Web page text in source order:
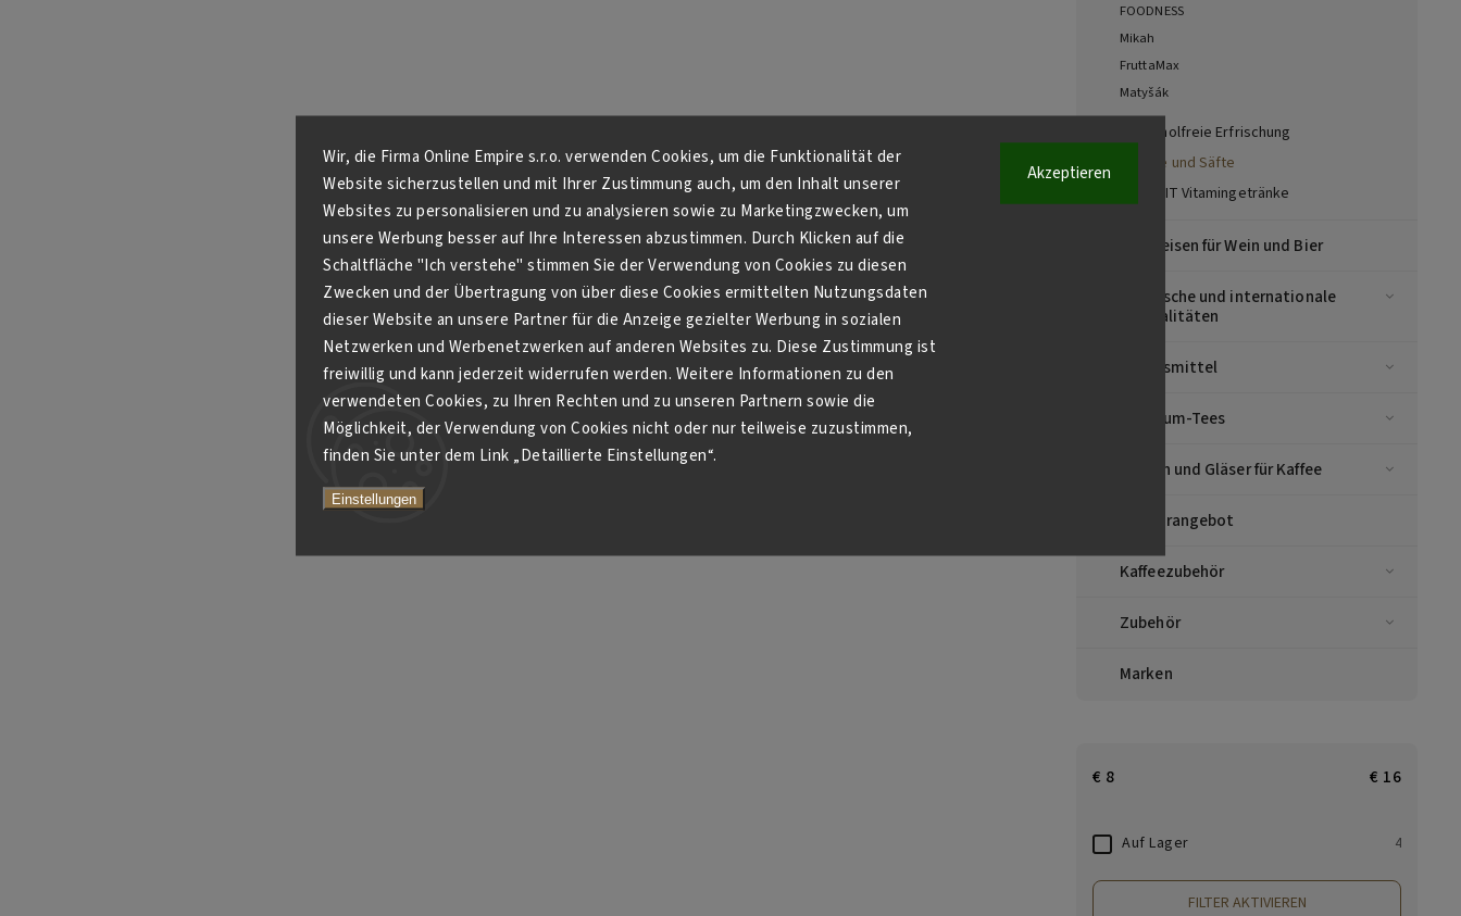
Wir, die Firma Online Empire s.r.o. verwenden Cookies, um die Funktionalität der
Website sicherzustellen und mit Ihrer Zustimmung auch, um den Inhalt unserer
Websites zu personalisieren und zu analysieren sowie zu Marketingzwecken, um
unsere Werbung besser auf Ihre Interessen abzustimmen. Durch Klicken auf die
Schaltfläche "Ich verstehe" stimmen Sie der Verwendung von Cookies zu diesen
Zwecken und der Übertragung von über diese Cookies ermittelten Nutzungsdaten
dieser Website an unsere Partner für die Anzeige gezielter Werbung in sozialen
Netzwerken und Werbenetzwerken auf anderen Websites zu. Diese Zustimmung ist
freiwillig und kann jederzeit widerrufen werden. Weitere Informationen zu den
verwendeten Cookies, zu Ihren Rechten und zu unseren Partnern sowie die
Möglichkeit, der Verwendung von Cookies nicht oder nur teilweise zuzustimmen,
finden Sie unter dem Link „Detaillierte Einstellungen“.
Einstellungen
Akzeptieren
FOODNESS
Mikah
FruttaMax
Matyšák
Alkoholfreie Erfrischung
Säfte und Säfte
VIT-HIT Vitamingetränke
Vorspeisen für Wein und Bier
Asiatische und internationale
Spezialitäten
Lebensmittel
Premium-Tees
Tassen und Gläser für Kaffee
Sonderangebot
Kaffeezubehör
Zubehör
Marken
€ 8 € 16
Auf Lager 4
FILTER AKTIVIEREN